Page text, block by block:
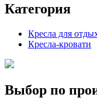
Категория
Кресла для
Кресла-кровати
Выбор по